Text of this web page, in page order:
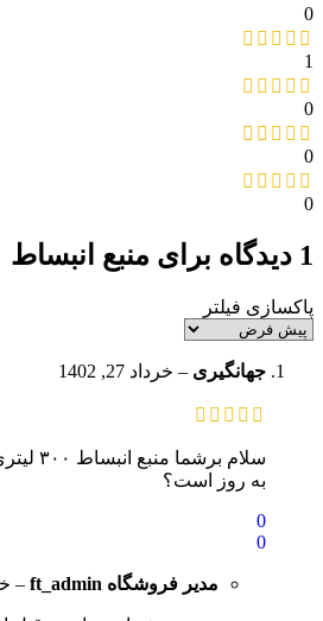
0
1
0
0
0
1 دیدگاه برای منبع انبساط ۳۰۰ لیتری امرا
پاکسازی فیلتر
جهانگیری – خرداد 27, 1402
سلام
به روز است؟
0
0
مدیر فروشگاه ft_admin
–